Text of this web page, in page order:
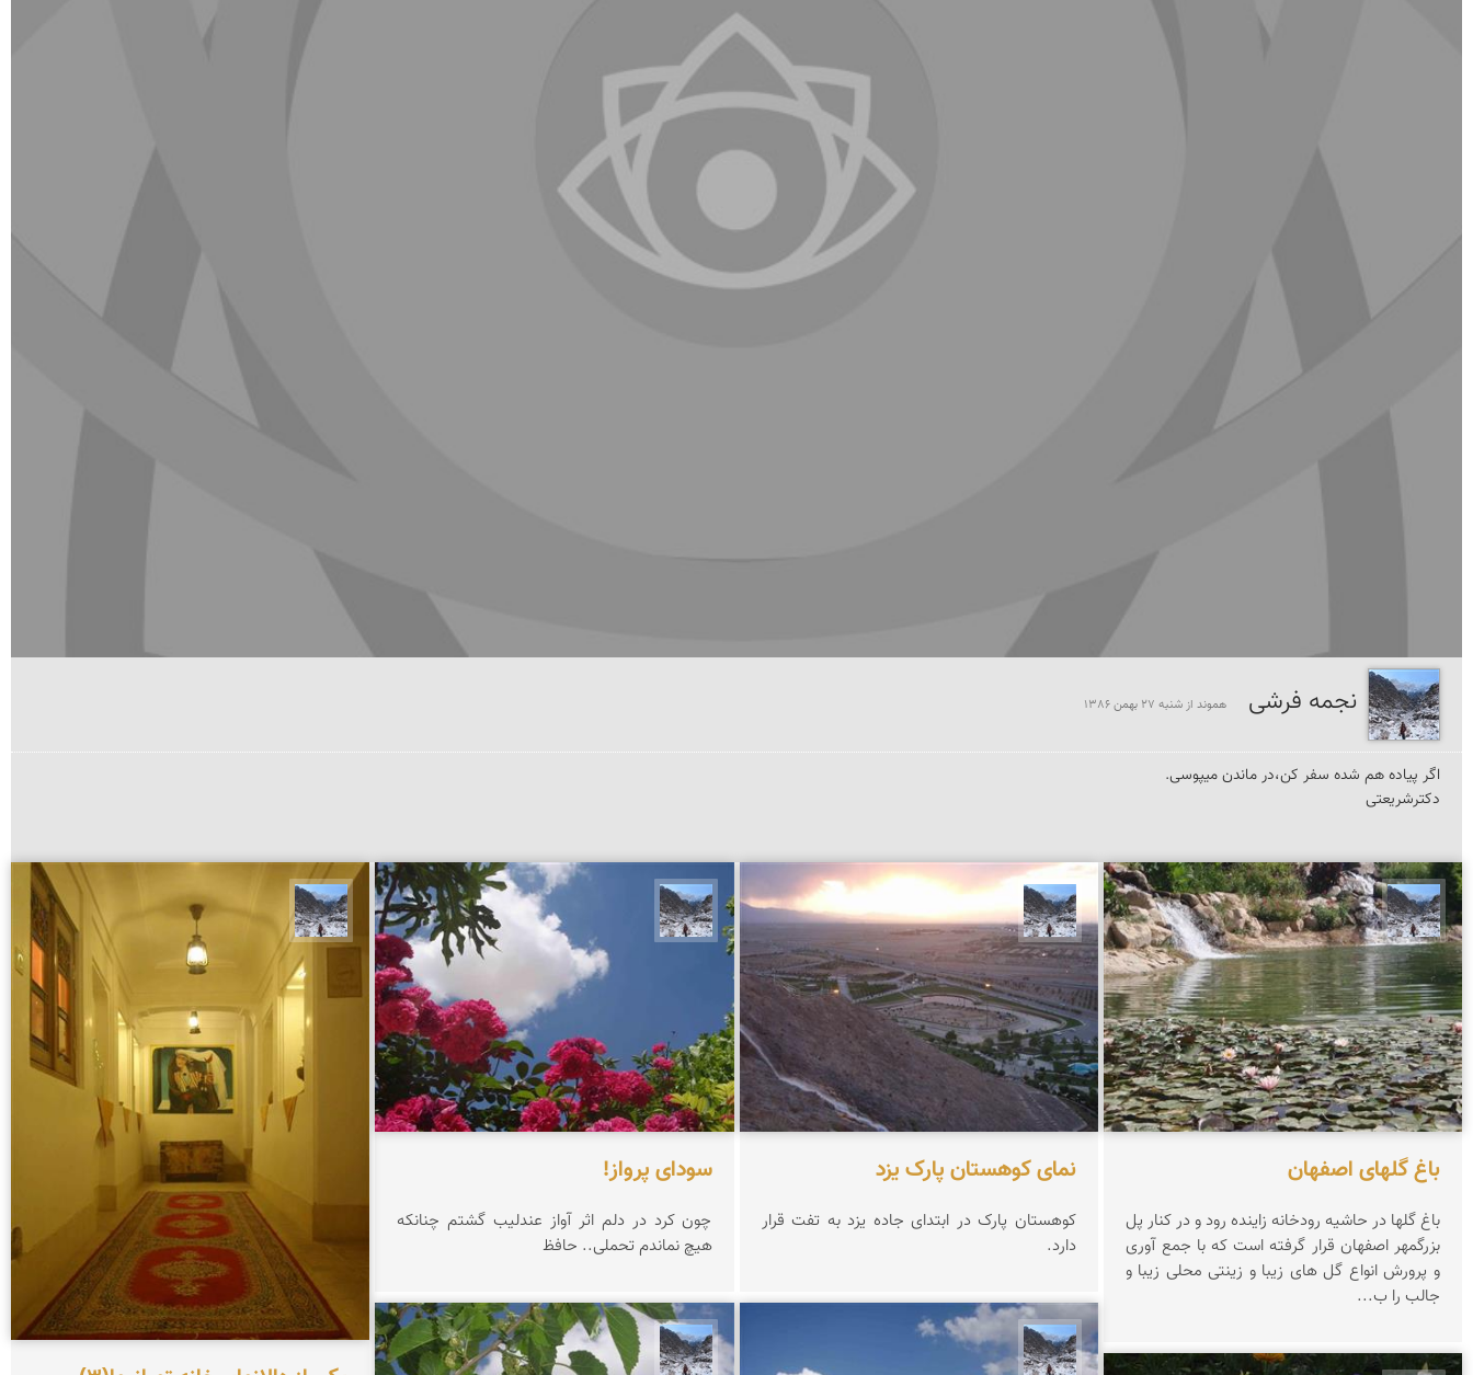
نجمه فرشی هموند از شنبه 27 بهمن 1386
دكترشریعتی
نجمه فرشی
باغ گلهای اصفهان
باغ گلها در حاشیه رودخانه زاینده رود و در کنار پل
بزرگمهر اصفهان قرار گرفته است که با جمع آوری
و پرورش انواع گل های زیبا و زینتی محلی زیبا و
جالب را ب...
نجمه فرشی
نمای کوهستان پارک یزد
کوهستان پارک در ابتدای جاده یزد به تفت قرار
دارد.
نجمه فرشی
سودای پرواز!
چون کرد در دلم اثر آواز عندلیب گشتم چنانکه
هیچ نماندم تحملی.. حافظ
نجمه فرشی
نجمه فرشی